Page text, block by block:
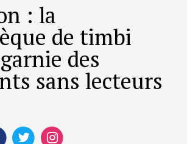
: la
de timbi
des
sans lecteurs